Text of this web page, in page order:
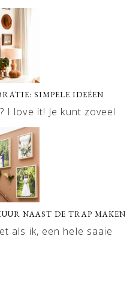
SIMPELE IDEËEN
I love it! Je kunt zoveel
NAAST DE TRAP MAKEN
als ik, een hele saaie